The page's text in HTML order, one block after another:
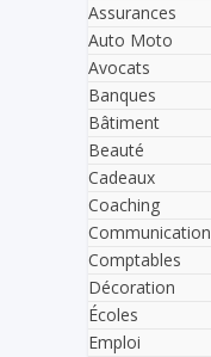
Assurances
Auto Moto
Avocats
Banques
Bâtiment
Beauté
Cadeaux
Coaching
Communication
Comptables
Décoration
Écoles
Emploi